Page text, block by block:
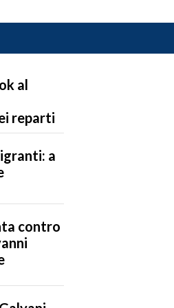
al
reparti
a
contro